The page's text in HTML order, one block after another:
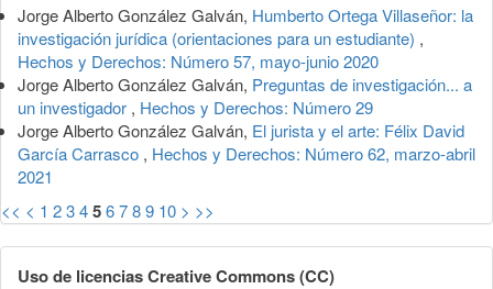
Jorge Alberto González Galván, Humberto Ortega Villaseñor: la
investigación jurídica (orientaciones para un estudiante) ,
Hechos y Derechos: Número 57, mayo-junio 2020
Jorge Alberto González Galván, Preguntas de investigación... a
un investigador , Hechos y Derechos: Número 29
Jorge Alberto González Galván, El jurista y el arte: Félix David
García Carrasco , Hechos y Derechos: Número 62, marzo-abril
2021
<< < 1 23456789 10 > >>
Uso de licencias Creative Commons (CC)